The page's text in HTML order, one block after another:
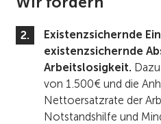
Existenzsichernde
existenzsichernde
Arbeitslosigkeit.
von 1.500€ und die
Nettoersatzrate der
Notstandshilfe und